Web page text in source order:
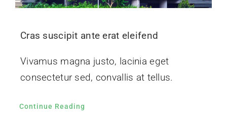
Cras suscipit ante erat eleifend
Vivamus magna justo, lacinia eget
consectetur sed, convallis at tellus.
Continue Reading